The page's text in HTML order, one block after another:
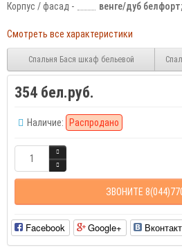
Корпус / фасад -
венге/дуб
Смотреть все характеристики
Спальня Бася шкаф бельевой
354 бел.руб.
Наличие: Распродано
ЗВОНИТЕ
Facebook Google+